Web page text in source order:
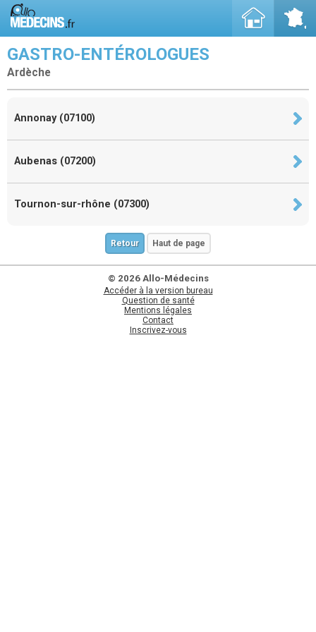
GASTRO-ENTÉROLOGUES
Ardèche
Annonay (07100)
Aubenas (07200)
Tournon-sur-rhône (07300)
Retour Haut de page
© 2026 Allo-Médecins
Accéder à la version bureau
Question de santé
Mentions légales
Contact
Inscrivez-vous